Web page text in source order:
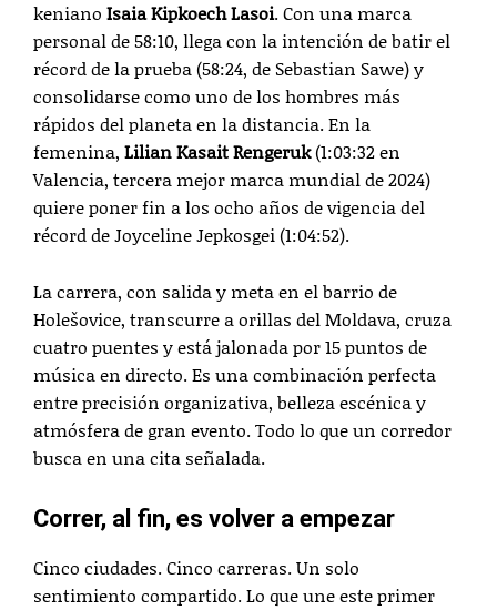
kenianoIsaia Kipkoech Lasoi. Con una marca
personal de 58:10, llega con la intención de batir el
récord de la prueba (58:24, de Sebastian Sawe) y
consolidarse como uno de los hombres más
rápidos del planeta en la distancia. En la
femenina,Lilian Kasait Rengeruk(1:03:32 en
Valencia, tercera mejor marca mundial de 2024)
quiere poner fin a los ocho años de vigencia del
récord de Joyceline Jepkosgei (1:04:52).
La carrera, con salida y meta en el barrio de
Holešovice, transcurre a orillas del Moldava, cruza
cuatro puentes y está jalonada por 15 puntos de
música en directo. Es una combinación perfecta
entre precisión organizativa, belleza escénica y
atmósfera de gran evento. Todo lo que un corredor
busca en una cita señalada.
Correr, al fin, es volver a empezar
Cinco ciudades. Cinco carreras. Un solo
sentimiento compartido. Lo que une este primer